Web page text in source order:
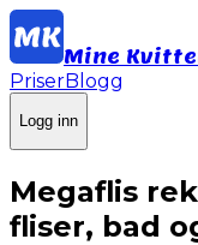
Mine
PriserBlogg
Logg inn
Megaflis
fliser, bad